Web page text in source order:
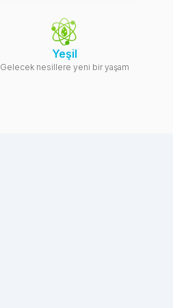
Yeşil
Gelecek nesillere yeni bir yaşam